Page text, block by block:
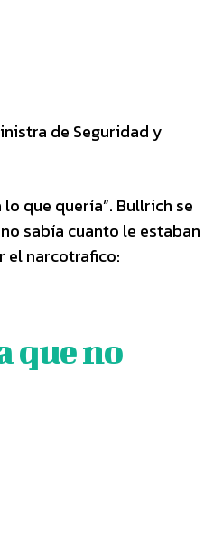
de Seguridad y
que quería”. Bullrich se
sabía cuanto le estaban
el narcotrafico:
que no